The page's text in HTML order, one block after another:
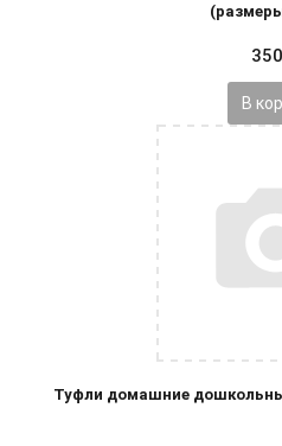
350
В
Туфли домашние